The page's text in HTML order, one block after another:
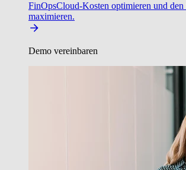
FinOpsCloud-Kosten optimieren und den
maximieren.
Demo vereinbaren